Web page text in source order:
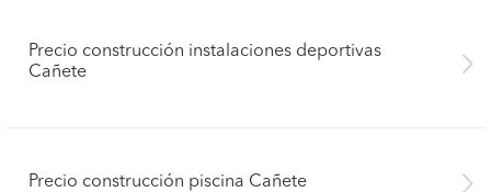
Precio construcción instalaciones deportivas
Cañete
Precio construcción piscina Cañete